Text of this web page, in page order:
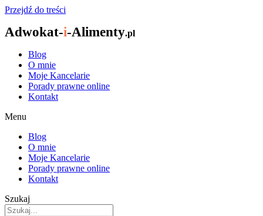
Przejdź do treści
Adwokat-i-Alimenty.pl
Blog
O mnie
Moje Kancelarie
Porady prawne online
Kontakt
Menu
Blog
O mnie
Moje Kancelarie
Porady prawne online
Kontakt
Szukaj